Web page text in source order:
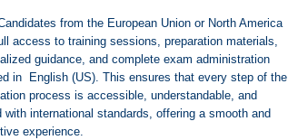
from the European Union or North America
access to training sessions, preparation materials,
guidance, and complete exam administration
in English (US). This ensures that every step of the
process is accessible, understandable, and
with international standards, offering a smooth and
experience.